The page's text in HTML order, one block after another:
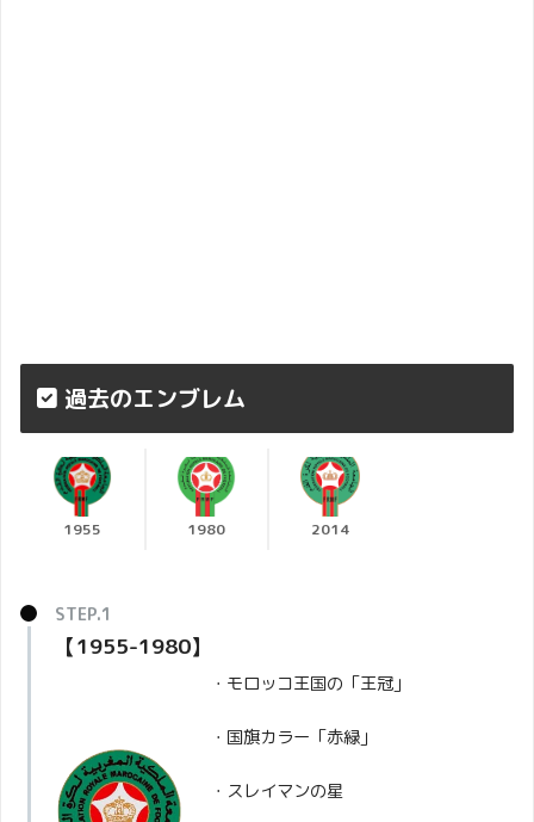
過去のエンブレム
1955 1980 2014
【1955-1980】
・モロッコ王国の「王冠」
・国旗カラー「赤緑」
・スレイマンの星